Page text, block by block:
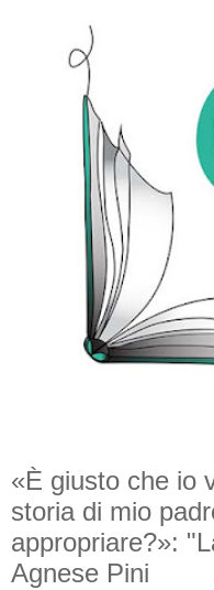
«È giusto che io
storia di mio
appropriare?»:
Agnese Pini